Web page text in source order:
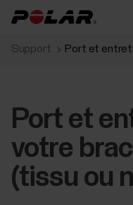
Support Port et
Port et
votre
(tissu ou